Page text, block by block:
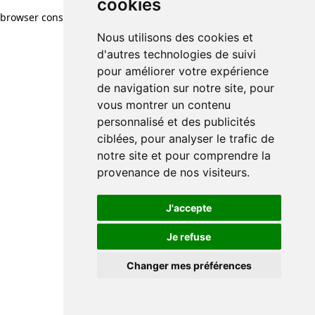
cookies
Nous utilisons des cookies et
d'autres technologies de suivi
pour améliorer votre expérience
de navigation sur notre site, pour
vous montrer un contenu
personnalisé et des publicités
ciblées, pour analyser le trafic de
notre site et pour comprendre la
provenance de nos visiteurs.
J'accepte
Je refuse
Changer mes préférences
browser console for more information)